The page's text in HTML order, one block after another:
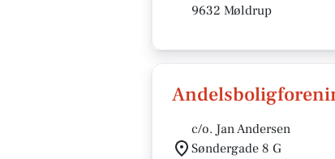
9632 Møldrup
c/o. Jan Andersen
Søndergade 8 G